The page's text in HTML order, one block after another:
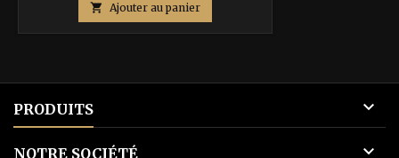
base
 Ajouter au panier
PRODUITS 
NOTRE SOCIÉTÉ 